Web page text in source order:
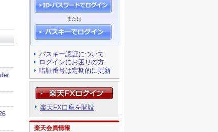
または
パスキー認証について
ログインにお困りの方
暗証番号は定期的に更新
楽天FX口座を開設
楽天会員情報